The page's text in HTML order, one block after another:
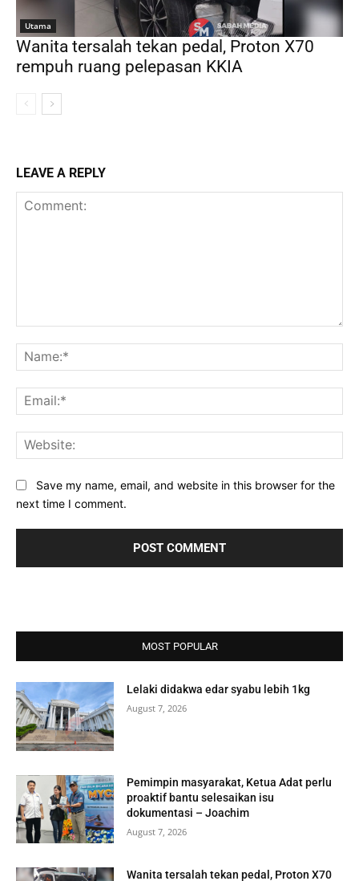
Utama
Wanita tersalah tekan pedal, Proton X70
rempuh ruang pelepasan KKIA
LEAVE A REPLY
Save my name, email, and website in this browser for the
next time I comment.
MOST POPULAR
Lelaki didakwa edar syabu lebih 1kg
August 7, 2026
Pemimpin masyarakat, Ketua Adat perlu
proaktif bantu selesaikan isu
dokumentasi – Joachim
August 7, 2026
Wanita tersalah tekan pedal, Proton X70